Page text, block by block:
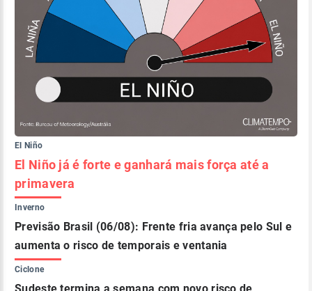
El Niño
El Niño já é forte e ganhará mais força até a
primavera
Inverno
Previsão Brasil (06/08): Frente fria avança pelo Sul e
aumenta o risco de temporais e ventania
Ciclone